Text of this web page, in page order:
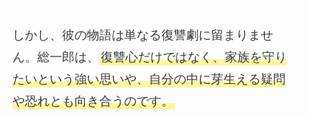
しかし、彼の物語は単なる復讐劇に留まりませ
ん。総一郎は、 復讐心だけではなく、家族を守り
たいという強い思いや、自分の中に芽生える疑問
や恐れとも向き合うのです。